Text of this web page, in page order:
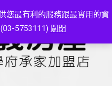
您最有利的服務跟最實用的資
5753111) 關閉